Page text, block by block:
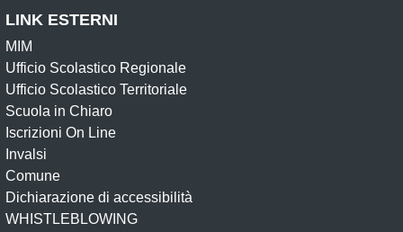
LINK ESTERNI
MIM
Ufficio Scolastico Regionale
Ufficio Scolastico Territoriale
Scuola in Chiaro
Iscrizioni On Line
Invalsi
Comune
Dichiarazione di accessibilità
WHISTLEBLOWING